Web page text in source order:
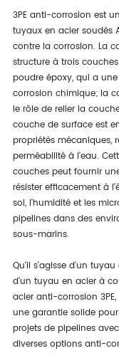
3PE anti-corrosion est
tuyaux en acier soudés
contre la corrosion. La
structure à trois
poudre époxy, qui a
corrosion chimique; la
le rôle de relier la
couche de surface est
propriétés mécaniques,
perméabilité à l'eau.
couches peut fournir
résister efficacement à
sol, l'humidité et les
pipelines dans des
sous-marins.
Qu'il s'agisse d'un
d'un tuyau en acier à
acier anti-corrosion
une garantie solide
projets de pipelines
diverses options anti-